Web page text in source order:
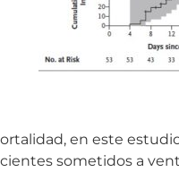
en este
sometidos a